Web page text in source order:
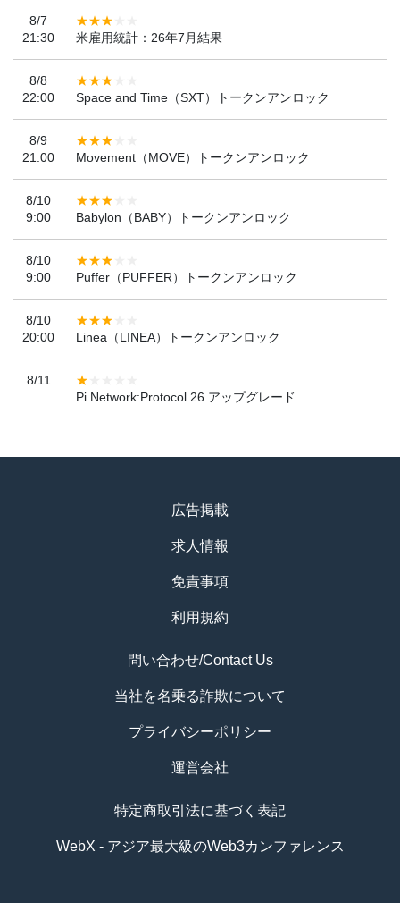
8/7
21:30
米雇用統計：26年7月結果
8/8
22:00
Space and Time（SXT）トークンアンロック
8/9
21:00
Movement（MOVE）トークンアンロック
8/10
9:00
Babylon（BABY）トークンアンロック
8/10
9:00
Puffer（PUFFER）トークンアンロック
8/10
20:00
Linea（LINEA）トークンアンロック
8/11
Pi Network:Protocol 26 アップグレード
広告掲載
求人情報
免責事項
利用規約
問い合わせ/Contact Us
当社を名乗る詐欺について
プライバシーポリシー
運営会社
特定商取引法に基づく表記
WebX - アジア最大級のWeb3カンファレンス